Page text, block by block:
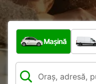
Ce tip de vehicul?
Mașină